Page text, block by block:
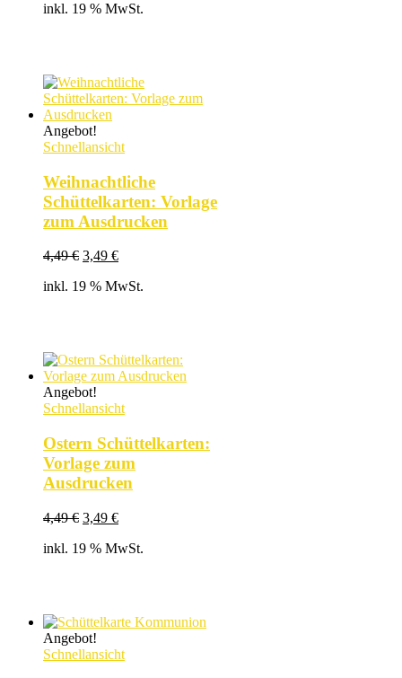
war:
ist:
inkl. 19 % MwSt.
Angebot!
Schnellansicht
Weihnachtliche
Schüttelkarten: Vorlage
zum Ausdrucken
4,49€ Ursprünglicher
war:
3,49 €Aktueller
ist:
inkl. 19 % MwSt.
Angebot!
Schnellansicht
Ostern Schüttelkarten:
Vorlage zum
Ausdrucken
4,49€ Ursprünglicher
war:
3,49 €Aktueller
ist:
inkl. 19 % MwSt.
Angebot!
Schnellansicht